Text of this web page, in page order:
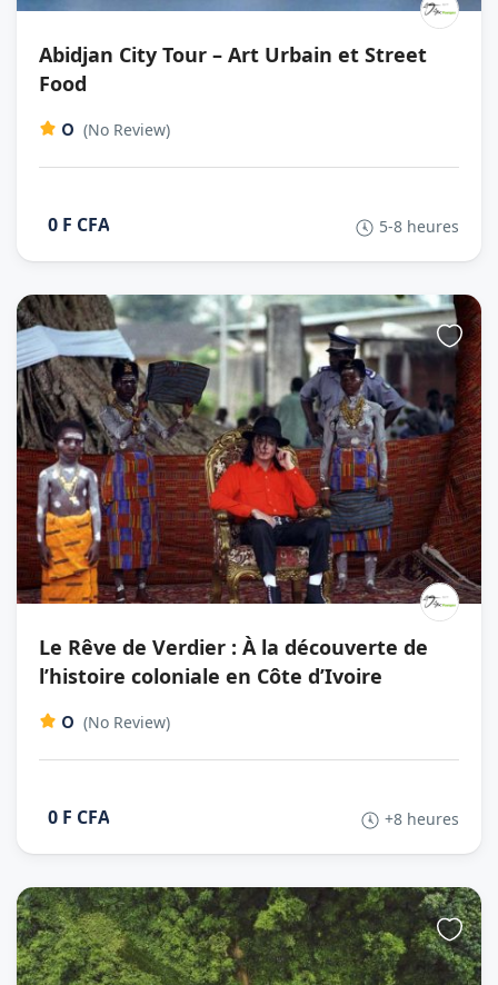
Abidjan City Tour – Art Urbain et Street
Food
0 (No Review)
0 F CFA 5-8 heures
Le Rêve de Verdier : À la découverte de
l’histoire coloniale en Côte d’Ivoire
0 (No Review)
0 F CFA +8 heures